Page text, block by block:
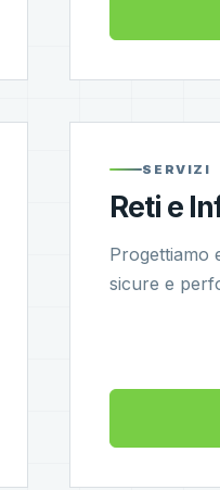
SERVIZI
Reti e
Progettiamo
sicure e